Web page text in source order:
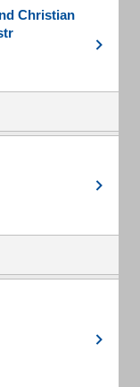
Christian